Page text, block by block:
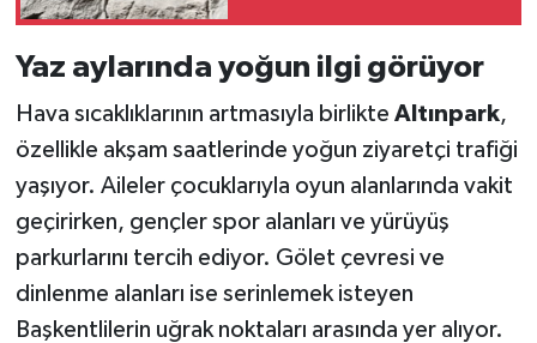
Yaz aylarında yoğun ilgi görüyor
Hava sıcaklıklarının artmasıyla birlikte Altınpark,
özellikle akşam saatlerinde yoğun ziyaretçi trafiği
yaşıyor. Aileler çocuklarıyla oyun alanlarında vakit
geçirirken, gençler spor alanları ve yürüyüş
parkurlarını tercih ediyor. Gölet çevresi ve
dinlenme alanları ise serinlemek isteyen
Başkentlilerin uğrak noktaları arasında yer alıyor.